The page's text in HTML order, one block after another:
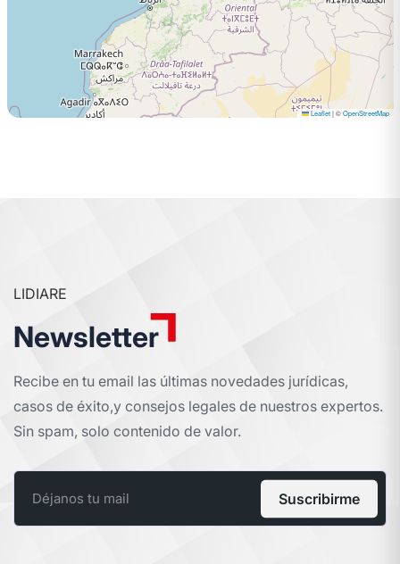
Leaflet |©OpenStreetMap
LIDIARE
Newsletter
Recibe en tu email las últimas novedades jurídicas,
casos de éxito,y consejos legales de nuestros expertos.
Sin spam, solo contenido de valor.
Suscribirme